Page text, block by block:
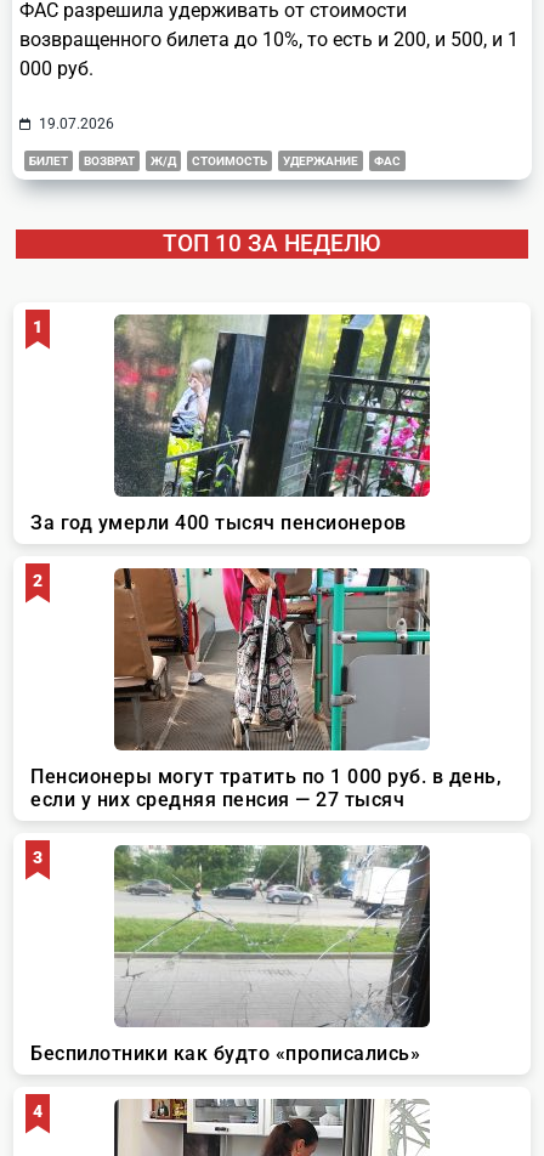
ФАС разрешила удерживать от стоимости
возвращенного билета до 10%, то есть и 200, и 500, и 1
000 руб.
19.07.2026
БИЛЕТ ВОЗВРАТ Ж/Д СТОИМОСТЬ УДЕРЖАНИЕ ФАС
ТОП 10 ЗА НЕДЕЛЮ